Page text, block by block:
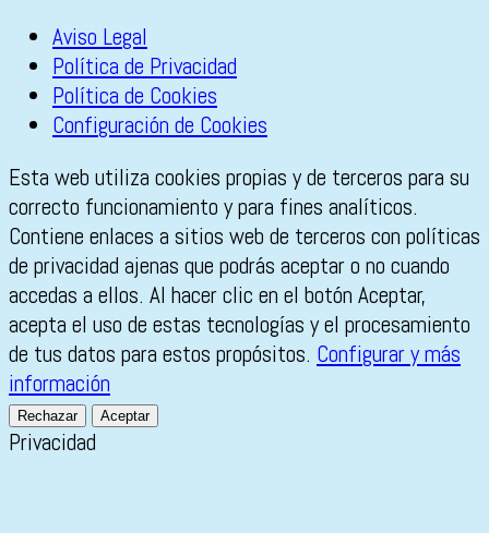
Aviso Legal
Política de Privacidad
Política de Cookies
Configuración de Cookies
Esta web utiliza cookies propias y de terceros para su
correcto funcionamiento y para fines analíticos.
Contiene enlaces a sitios web de terceros con políticas
de privacidad ajenas que podrás aceptar o no cuando
accedas a ellos. Al hacer clic en el botón Aceptar,
acepta el uso de estas tecnologías y el procesamiento
de tus datos para estos propósitos. Configurar y más
información
Rechazar Aceptar
Privacidad